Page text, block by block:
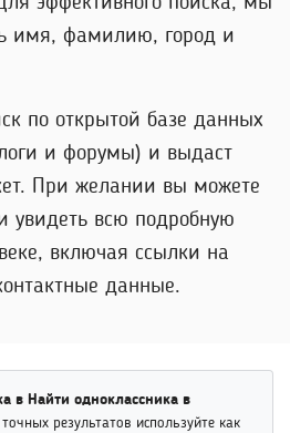
имя, фамилию, город и
по открытой базе данных
и форумы) и выдаст
При желании вы можете
увидеть всю подробную
включая ссылки на
данные.
в Найти одноклассника в
результатов используйте как